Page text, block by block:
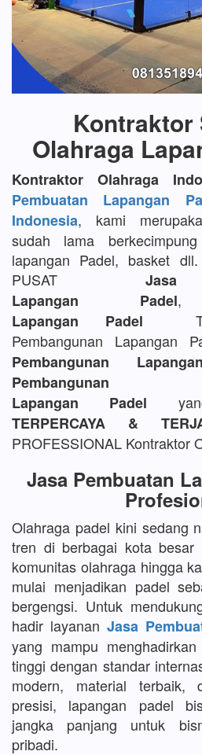
Kontraktor
Olahraga
Kontraktor Olahraga
Pembuatan Lapangan
Indonesia, kami
sudah lama
lapangan Padel, basket
PUSAT
Lapangan Padel
Lapangan Padel
Pembangunan Lapangan
Pembangunan
Pembangunan
Lapangan Padel
TERPERCAYA &
PROFESSIONAL Kontraktor
Jasa Pembuatan
Olahraga padel kini sedang
tren di berbagai kota besar
komunitas olahraga hingga
mulai menjadikan padel
bergengsi. Untuk
hadir layanan Jasa
yang mampu
tinggi dengan standar
modern, material terbaik,
presisi, lapangan padel
jangka panjang untuk
pribadi.